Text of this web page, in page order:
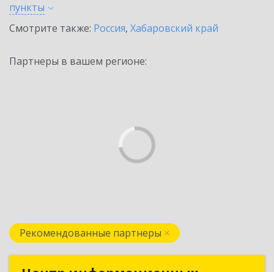
пункты
Смотрите также: Россия, Хабаровский край
Партнеры в вашем регионе:
Рекомендованные партнеры